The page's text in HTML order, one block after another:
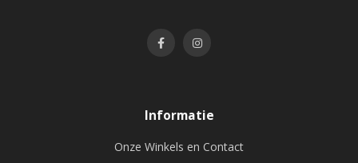
Informatie
Onze Winkels en Contact